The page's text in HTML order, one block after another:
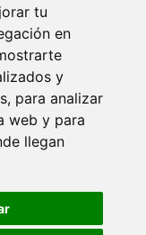
tu
en
y
para analizar
web y para
llegan